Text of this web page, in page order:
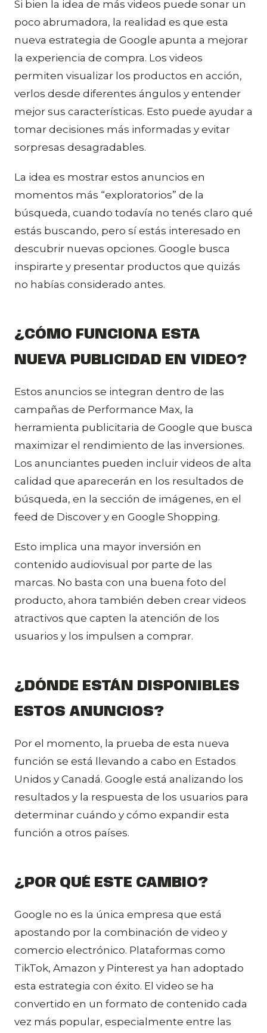
Si bien la idea de más videos puede sonar un
poco abrumadora, la realidad es que esta
nueva estrategia de Google apunta a mejorar
la experiencia de compra. Los videos
permiten visualizar los productos en acción,
verlos desde diferentes ángulos y entender
mejor sus características. Esto puede ayudar a
tomar decisiones más informadas y evitar
sorpresas desagradables.
La idea es mostrar estos anuncios en
momentos más “exploratorios” de la
búsqueda, cuando todavía no tenés claro qué
estás buscando, pero sí estás interesado en
descubrir nuevas opciones. Google busca
inspirarte y presentar productos que quizás
no habías considerado antes.
¿CÓMO FUNCIONA ESTA
NUEVA PUBLICIDAD EN VIDEO?
Estos anuncios se integran dentro de las
campañas de Performance Max, la
herramienta publicitaria de Google que busca
maximizar el rendimiento de las inversiones.
Los anunciantes pueden incluir videos de alta
calidad que aparecerán en los resultados de
búsqueda, en la sección de imágenes, en el
feed de Discover y en Google Shopping.
Esto implica una mayor inversión en
contenido audiovisual por parte de las
marcas. No basta con una buena foto del
producto, ahora también deben crear videos
atractivos que capten la atención de los
usuarios y los impulsen a comprar.
¿DÓNDE ESTÁN DISPONIBLES
ESTOS ANUNCIOS?
Por el momento, la prueba de esta nueva
función se está llevando a cabo en Estados
Unidos y Canadá. Google está analizando los
resultados y la respuesta de los usuarios para
determinar cuándo y cómo expandir esta
función a otros países.
¿POR QUÉ ESTE CAMBIO?
Google no es la única empresa que está
apostando por la combinación de video y
comercio electrónico. Plataformas como
TikTok, Amazon y Pinterest ya han adoptado
esta estrategia con éxito. El video se ha
convertido en un formato de contenido cada
vez más popular, especialmente entre las